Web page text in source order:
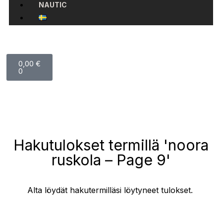
NAUTIC
0,00 €
0
Hakutulokset termillä 'noora
ruskola – Page 9'
Alta löydät hakutermilläsi löytyneet tulokset.